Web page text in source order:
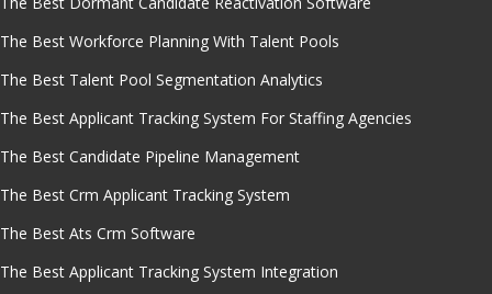
The Best Workforce Planning With Talent Pools
The Best Talent Pool Segmentation Analytics
The Best Applicant Tracking System For Staffing Agencies
The Best Candidate Pipeline Management
The Best Crm Applicant Tracking System
The Best Ats Crm Software
The Best Applicant Tracking System Integration